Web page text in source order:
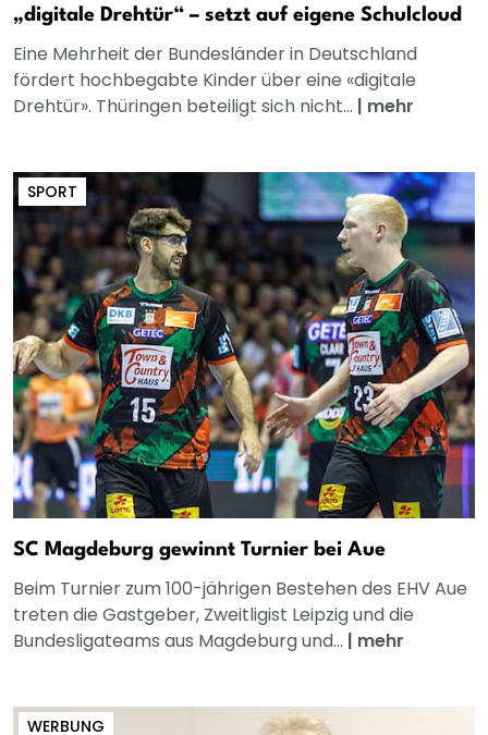
„digitale Drehtür“ – setzt auf eigene Schulcloud
Eine Mehrheit der Bundesländer in Deutschland
fördert hochbegabte Kinder über eine «digitale
Drehtür». Thüringen beteiligt sich nicht... | mehr
SPORT
SC Magdeburg gewinnt Turnier bei Aue
Beim Turnier zum 100-jährigen Bestehen des EHV Aue
treten die Gastgeber, Zweitligist Leipzig und die
Bundesligateams aus Magdeburg und... | mehr
WERBUNG